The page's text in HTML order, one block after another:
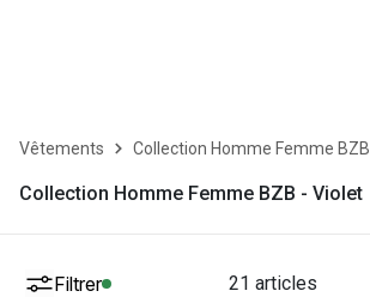
Vêtements Collection Homme Femme BZB
Collection Homme Femme BZB - Violet
Filtrer 21 articles